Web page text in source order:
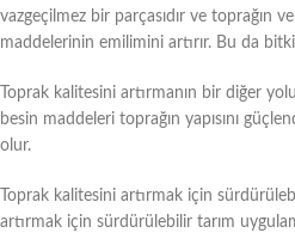
vazgeçilmez bir parçasıdır ve toprağın
maddelerinin emilimini artırır. Bu da
Toprak kalitesini artırmanın bir diğer
besin maddeleri toprağın yapısını
olur.
Toprak kalitesini artırmak için
artırmak için sürdürülebilir tarım